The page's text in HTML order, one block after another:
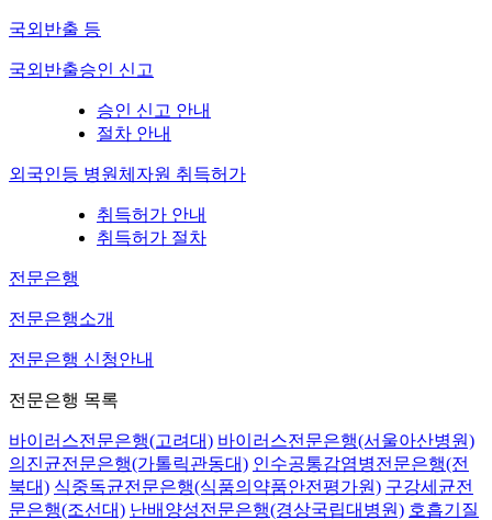
국외반출 등
국외반출승인 신고
승인 신고 안내
절차 안내
외국인등 병원체자원 취득허가
취득허가 안내
취득허가 절차
전문은행
전문은행소개
전문은행 신청안내
전문은행 목록
바이러스전문은행(고려대) 바이러스전문은행(서울아산병원)
의진균전문은행(가톨릭관동대) 인수공통감염병전문은행(전
북대) 식중독균전문은행(식품의약품안전평가원) 구강세균전
문은행(조선대) 난배양성전문은행(경상국립대병원) 호흡기질